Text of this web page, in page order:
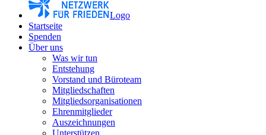
Logo
Startseite
Spenden
Über uns
Was wir tun
Entstehung
Vorstand und Büroteam
Mitgliedschaften
Mitgliedsorganisationen
Ehrenmitglieder
Auszeichnungen